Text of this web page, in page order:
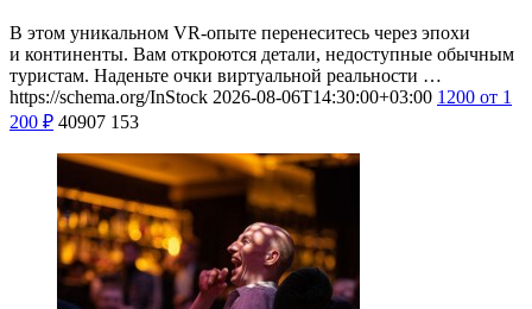
В этом уникальном VR-опыте перенеситесь через эпохи
и континенты. Вам откроются детали, недоступные обычным
туристам. Наденьте очки виртуальной реальности …
https://schema.org/InStock 2026-08-06T14:30:00+03:00 1200 от 1
200 ₽ 40907 153